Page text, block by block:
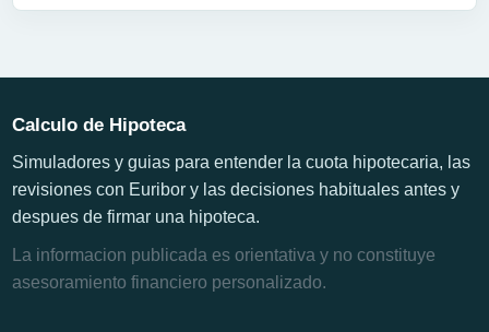
Calculo de Hipoteca
Simuladores y guias para entender la cuota hipotecaria, las
revisiones con Euribor y las decisiones habituales antes y
despues de firmar una hipoteca.
La informacion publicada es orientativa y no constituye
asesoramiento financiero personalizado.